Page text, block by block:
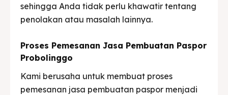
sehingga Anda tidak perlu khawatir tentang
penolakan atau masalah lainnya.
Proses Pemesanan Jasa Pembuatan Paspor
Probolinggo
Kami berusaha untuk membuat proses
pemesanan jasa pembuatan paspor menjadi